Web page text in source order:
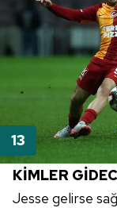
KİMLER
Jesse gelirse